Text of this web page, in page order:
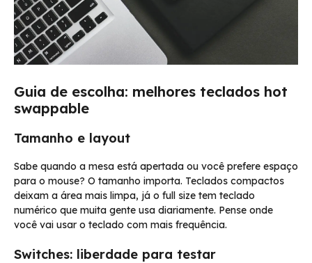
Guia de escolha: melhores teclados hot
swappable
Tamanho e layout
Sabe quando a mesa está apertada ou você prefere espaço
para o mouse? O tamanho importa. Teclados compactos
deixam a área mais limpa, já o full size tem teclado
numérico que muita gente usa diariamente. Pense onde
você vai usar o teclado com mais frequência.
Switches: liberdade para testar